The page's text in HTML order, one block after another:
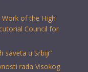
of the High
Council for
saveta u Srbiji“
rada Visokog